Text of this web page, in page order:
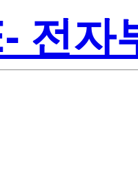
전자